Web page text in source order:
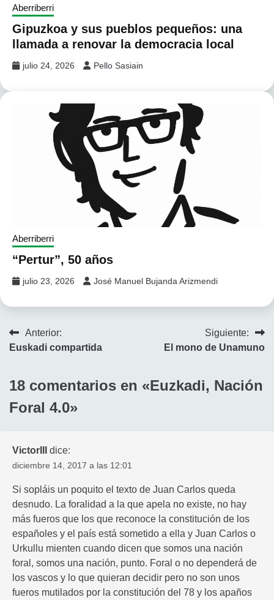
Aberriberri
Gipuzkoa y sus pueblos pequeños: una
llamada a renovar la democracia local
julio 24, 2026 Pello Sasiain
Aberriberri
“Pertur”, 50 años
julio 23, 2026 José Manuel Bujanda Arizmendi
Navegación
entradas
Anterior:
Euskadi compartida
Siguiente:
El mono de Unamuno
18 comentarios en «Euzkadi, Nación
Foral 4.0»
VictorIII dice:
diciembre 14, 2017 a las 12:01
Si sopláis un poquito el texto de Juan Carlos queda
desnudo. La foralidad a la que apela no existe, no hay
más fueros que los que reconoce la constitución de los
españoles y el país está sometido a ella y Juan Carlos o
Urkullu mienten cuando dicen que somos una nación
foral, somos una nación, punto. Foral o no dependerá de
los vascos y lo que quieran decidir pero no son unos
fueros mutilados por la constitución del 78 y los apaños